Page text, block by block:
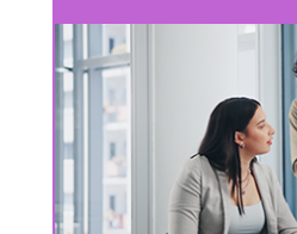
assurances
entreprises
courtiers